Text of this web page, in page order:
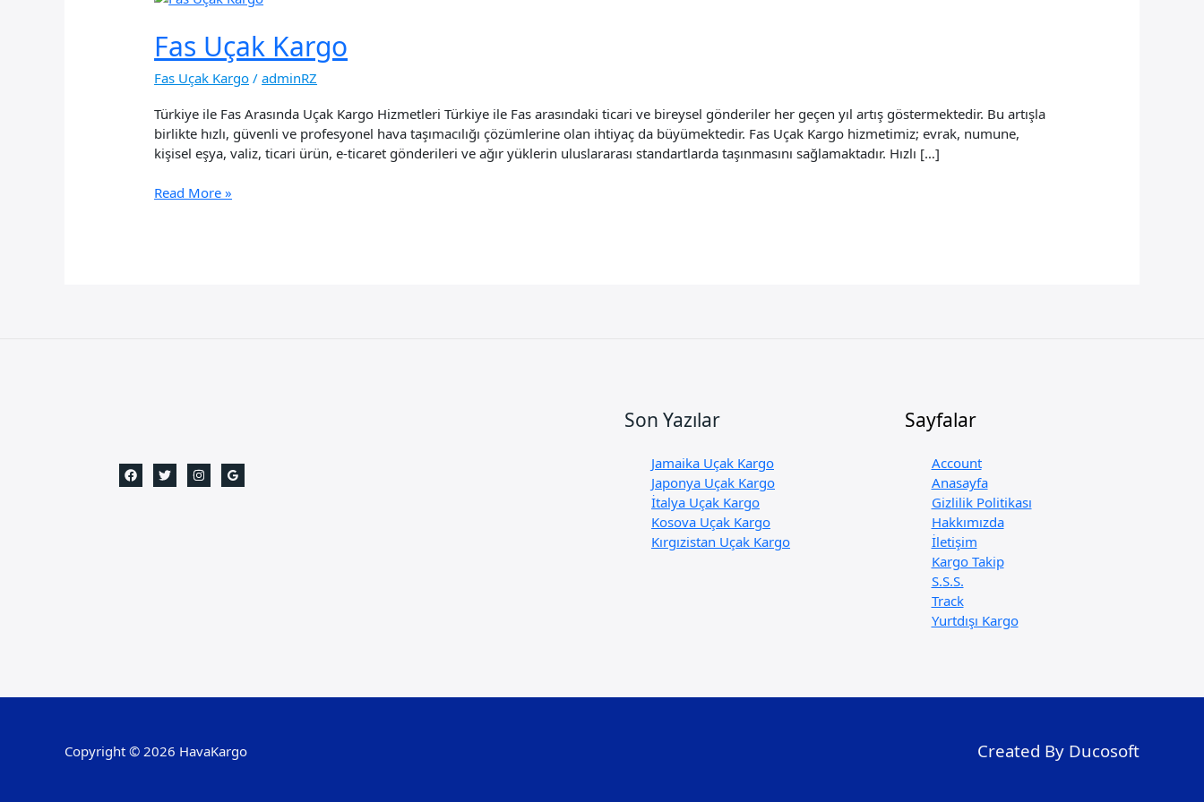
Fas Uçak Kargo
Fas Uçak Kargo /adminRZ
Türkiye ile Fas Arasında Uçak Kargo Hizmetleri Türkiye ile Fas arasındaki ticari ve bireysel gönderiler her geçen yıl artış göstermektedir. Bu artışla
birlikte hızlı, güvenli ve profesyonel hava taşımacılığı çözümlerine olan ihtiyaç da büyümektedir. Fas Uçak Kargo hizmetimiz; evrak, numune,
kişisel eşya, valiz, ticari ürün, e-ticaret gönderileri ve ağır yüklerin uluslararası standartlarda taşınmasını sağlamaktadır. Hızlı […]
Fas
Read More »
Son Yazılar
Jamaika Uçak Kargo
Japonya Uçak Kargo
İtalya Uçak Kargo
Kosova Uçak Kargo
Kırgızistan Uçak Kargo
Sayfalar
Account
Anasayfa
Gizlilik Politikası
Hakkımızda
İletişim
Kargo Takip
S.S.S.
Track
Yurtdışı Kargo
Copyright © 2026 HavaKargo Created By Ducosoft